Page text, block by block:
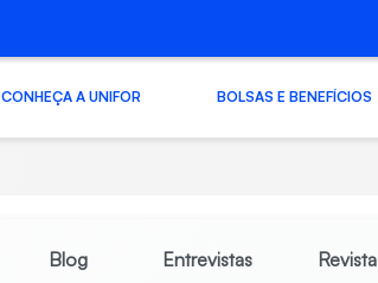
CONHEÇA A UNIFOR BOLSAS E BENEFÍCIOS
Blog Entrevistas Revista